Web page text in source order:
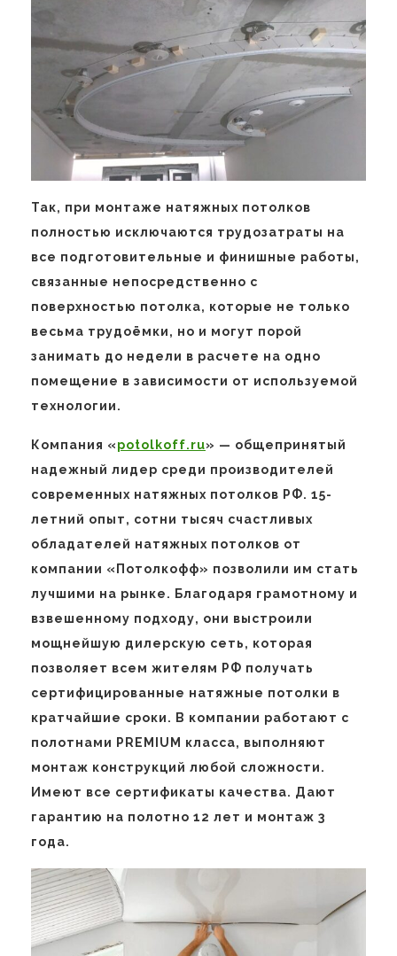
Так, при монтаже натяжных потолков
полностью исключаются трудозатраты на
все подготовительные и финишные работы,
связанные непосредственно с
поверхностью потолка, которые не только
весьма трудоёмки, но и могут порой
занимать до недели в расчете на одно
помещение в зависимости от используемой
технологии.
Компания «potolkoff.ru» — общепринятый
надежный лидер среди производителей
современных натяжных потолков РФ. 15-
летний опыт, сотни тысяч счастливых
обладателей натяжных потолков от
компании «Потолкофф» позволили им стать
лучшими на рынке. Благодаря грамотному и
взвешенному подходу, они выстроили
мощнейшую дилерскую сеть, которая
позволяет всем жителям РФ получать
сертифицированные натяжные потолки в
кратчайшие сроки. В компании работают с
полотнами PREMIUM класса, выполняют
монтаж конструкций любой сложности.
Имеют все сертификаты качества. Дают
гарантию на полотно 12 лет и монтаж 3
года.